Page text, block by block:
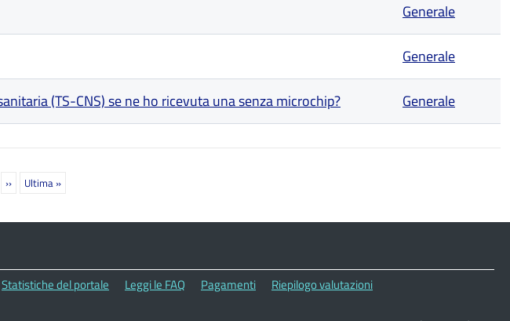
Generale
Generale
(TS-CNS) se ne ho ricevuta una senza microchip? Generale
Prossima
››
Ultima
Ultima »
Statistiche del portale Leggi le FAQ Pagamenti
Riepilogo valutazioni